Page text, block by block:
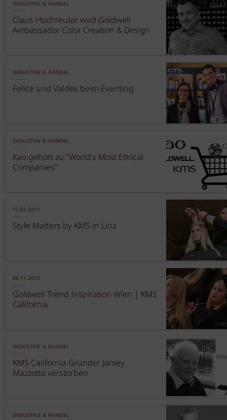
INDUSTRIE & HANDEL
Claus Hochreuter wird Goldwell
Ambassador Color Creation & Design
INDUSTRIE & HANDEL
Felice und Valdes beim Eventing
INDUSTRIE & HANDEL
Kao gehört zu "World's Most Ethical
Companies"
12.03.2017
Style Matters by KMS in Linz
08.11.2015
Goldwell Trend Inspiration Wien | KMS
California
INDUSTRIE & HANDEL
KMS California Gründer Jamey
Mazzotta verstorben
INDUSTRIE & HANDEL